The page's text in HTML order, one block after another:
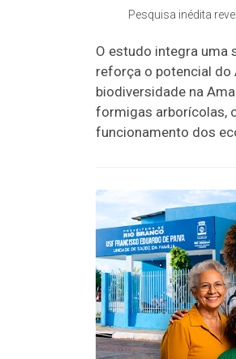
Pesquisa inédita
O estudo integra uma
reforça o potencial do
biodiversidade na
formigas arborícolas,
funcionamento dos